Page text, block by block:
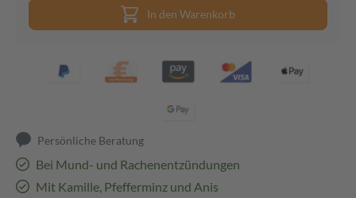
In den Warenkorb
Persönliche Beratung
Bei Mund- und Rachenentzündungen
Mit Kamille, Pfefferminz und Anis